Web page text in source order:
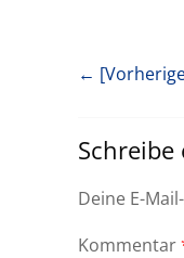
←
Deine E-
Kommentar